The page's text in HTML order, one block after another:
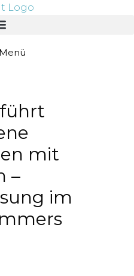
Menü
mit
–
im